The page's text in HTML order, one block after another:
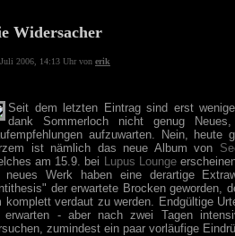
Widersacher
2006, 14:13 Uhr von erik
Seit dem letzten Eintrag sind erst
dank Sommerloch nicht genug
aufzuwarten. Nein,
ist nämlich das neue Album von
am 15.9. bei Lupus Lounge
neues Werk haben eine derartige
der erwartete Brocken geworden,
komplett verdaut zu werden. Endgültige
erwarten - aber nach zwei Tagen
zumindest ein paar vorläufige